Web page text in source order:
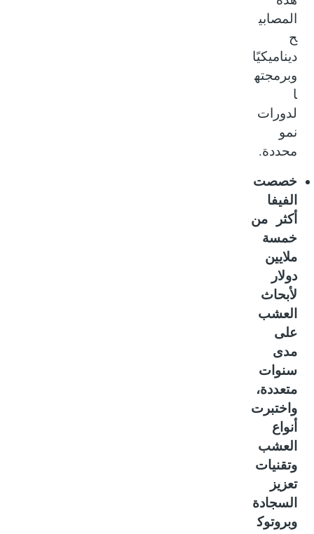
المصابي
ديناميكيًا
وبرمجته
لدورات
نمو
محددة.
خصصت
الفيفا
أكثر من
خمسة
ملايين
دولار
لأبحاث
العشب
على
مدى
سنوات
متعددة،
واختبرت
أنواع
العشب
وتقنيات
تعزيز
السجادة
وبروتوك